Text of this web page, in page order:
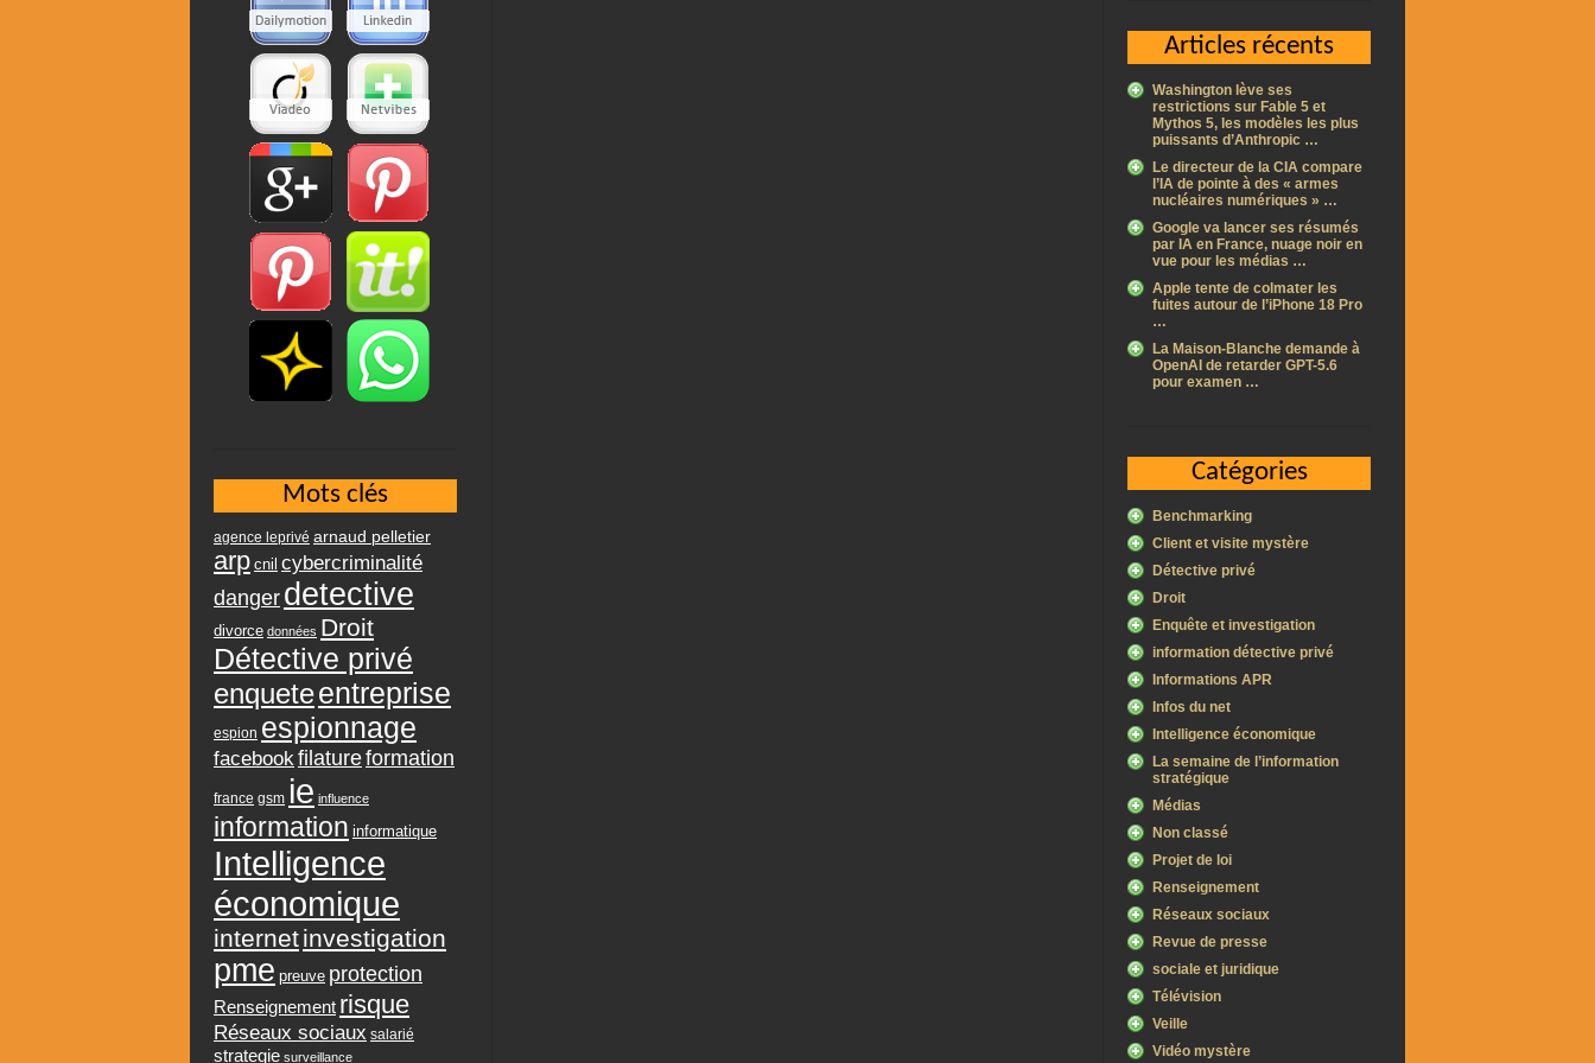
Articles récents
Washington lève ses
restrictions sur Fable 5 et
Mythos 5, les modèles les plus
puissants d’Anthropic …
Le directeur de la CIA compare
l’IA de pointe à des « armes
nucléaires numériques » …
Google va lancer ses résumés
par IA en France, nuage noir en
vue pour les médias …
Apple tente de colmater les
fuites autour de l’iPhone 18 Pro
…
La Maison-Blanche demande à
OpenAI de retarder GPT-5.6
pour examen …
Catégories
Benchmarking
Client et visite mystère
Détective privé
Droit
Enquête et investigation
information détective privé
Informations APR
Infos du net
Intelligence économique
La semaine de l’information
stratégique
Médias
Non classé
Projet de loi
Renseignement
Réseaux sociaux
Revue de presse
sociale et juridique
Télévision
Veille
Vidéo mystère
Mots clés
agence leprivé arnaud pelletier
arp cnil cybercriminalité
danger detective
divorce données Droit
Détective privé
enqueteentreprise
espion espionnage
facebookfilatureformation
france gsm ie influence
information informatique
Intelligence
économique
internetinvestigation
pme preuve protection
Renseignement risque
Réseaux sociaux salarié
strategie surveillance